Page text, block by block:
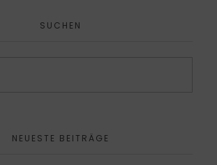
SUCHEN
NEUESTE BEITRÄGE